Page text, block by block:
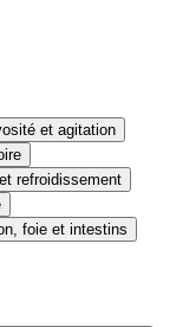
et agitation
refroidissement
foie et intestins